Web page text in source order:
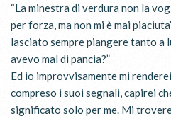
“La minestra di verdura non la
per forza, ma non mi è mai
lasciato sempre piangere tanto a
avevo mal di pancia?”
Ed io improvvisamente mi
compreso i suoi segnali, capirei
significato solo per me. Mi